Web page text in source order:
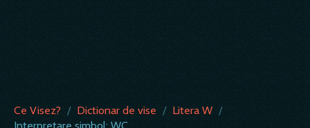
Ce Visez? / Dictionar de vise / Litera W /